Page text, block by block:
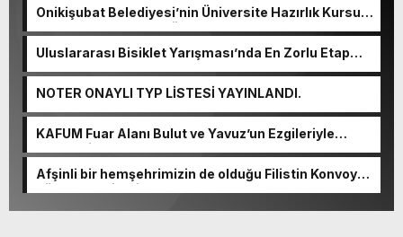
Onikişubat Belediyesi’nin Üniversite Hazırlık Kursu
başvurularında son gün 7 Ağustos.
Uluslararası Bisiklet Yarışması’nda En Zorlu Etap
NOTER ONAYLI TYP LİSTESİ YAYINLANDI.
KAFUM Fuar Alanı Bulut ve Yavuz’un Ezgileriyle
Şenlendi.
Afşinli bir hemşehrimizin de olduğu Filistin Konvoyu,
güçlenerek ilerliyor.